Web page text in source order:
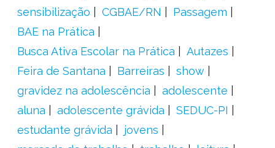
sensibilização
CGBAE/RN
Passagem
BAE na Prática
Busca Ativa Escolar na Prática
Autazes
Feira de Santana
Barreiras
show
gravidez na adolescência
adolescente
aluna
adolescente grávida
SEDUC-PI
estudante grávida
jovens